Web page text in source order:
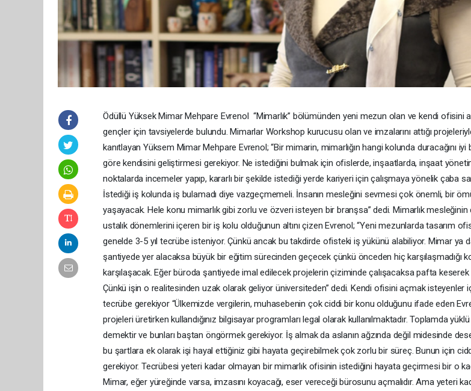
Ödüllü Yüksek Mimar Mehpare Evrenol “Mimarlık” bölümünden yeni mezun olan ve kendi ofisini
gençler için tavsiyelerde bulundu. Mimarlar Workshop kurucusu olan ve imzalarını attığı projeleriyle
kanıtlayan Yüksem Mimar Mehpare Evrenol; “Bir mimarin, mimarlığın hangi kolunda duracağını
göre kendisini geliştirmesi gerekiyor. Ne istediğini bulmak için ofislerde, inşaatlarda, inşaat
noktalarda incemeler yapıp, kararlı bir şekilde istediği yerde kariyeri için çalışmaya yönelik çaba
İstediği iş kolunda iş bulamadı diye vazgeçmemeli. İnsanın mesleğini sevmesi çok önemli, bir
yaşayacak. Hele konu mimarlık gibi zorlu ve özveri isteyen bir branşsa” dedi. Mimarlık mesleğinin
ustalık dönemlerini içeren bir iş kolu olduğunun altını çizen Evrenol; “Yeni mezunlarda tasarım
genelde 3-5 yıl tecrübe isteniyor. Çünkü ancak bu takdirde ofisteki iş yükünü alabiliyor. Mimar ya
şantiyede yer alacaksa büyük bir eğitim sürecinden geçecek çünkü önceden hiç karşılaşmadığı
karşılaşacak. Eğer büroda şantiyede imal edilecek projelerin çiziminde çalışacaksa pafta keserek
Çünkü işin o realitesinden uzak olarak geliyor üniversiteden” dedi. Kendi ofisini açmak isteyenler
tecrübe gerekiyor “Ülkemizde vergilerin, muhasebenin çok ciddi bir konu olduğunu ifade eden
projeleri üretirken kullandığınız bilgisayar programları legal olarak kullanılmaktadır. Toplamda
demektir ve bunları baştan öngörmek gerekiyor. İş almak da aslanın ağzında değil midesinde
bu şartlara ek olarak işi hayal ettiğiniz gibi hayata geçirebilmek çok zorlu bir süreç. Bunun için
gerekiyor. Tecrübesi yeteri kadar olmayan bir mimarlık ofisinin istediğini hayata geçirmesi bir o
Mimar, eğer yüreğinde varsa, imzasını koyacağı, eser vereceği bürosunu açmalıdır. Ama yeteri